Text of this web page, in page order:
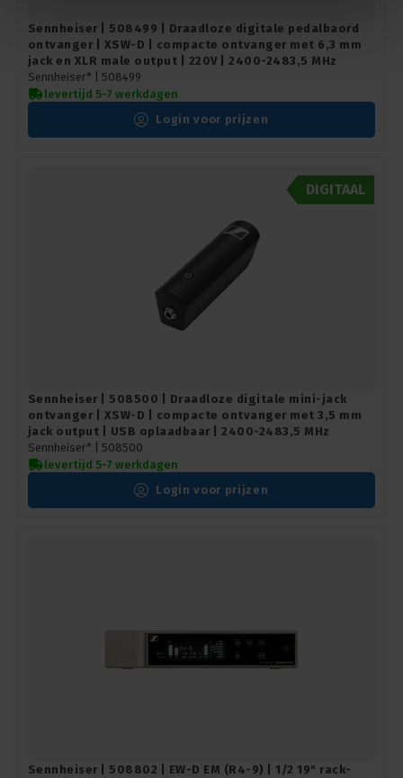
Sennheiser | 508499 | Draadloze digitale pedalbaord
ontvanger | XSW-D | compacte ontvanger met 6,3 mm
jack en XLR male output | 220V | 2400-2483,5 MHz
Sennheiser* | 508499
levertijd 5-7 werkdagen
Login voor prijzen
DIGITAAL
Sennheiser | 508500 | Draadloze digitale mini-jack
ontvanger | XSW-D | compacte ontvanger met 3,5 mm
jack output | USB oplaadbaar | 2400-2483,5 MHz
Sennheiser* | 508500
levertijd 5-7 werkdagen
Login voor prijzen
Sennheiser | 508802 | EW-D EM (R4-9) | 1/2 19" rack-